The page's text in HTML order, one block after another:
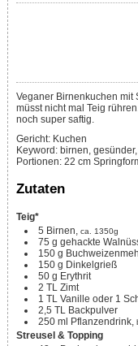
Veganer Birnenkuchen mit Streuseln. Und ohne Butter und Öl - und ihr
müsst nicht mal Teig
noch super saftig.
Gericht: Kuchen
Keyword: birnen,
Portionen: 22 cm
Zutaten
Teig*
5 Birnen, ca. 1350g
75 g gehackte
150 g
150 g Dinkelgrieß
50 g Erythrit
2 TL Zimt
1 TL Vanille oder 1
2,5 TL Backpulver
250 ml Pflanzendrink,
Streusel & Topping